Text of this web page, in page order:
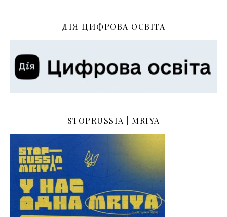
ДІЯ ЦИФРОВА ОСВІТА
STOPRUSSIA | MRIYA